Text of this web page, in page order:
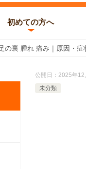
初めての方へ
足の裏 腫れ 痛み｜原因・
公開日： 2025年12
未分類